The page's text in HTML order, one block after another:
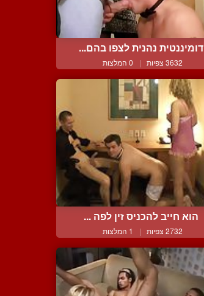
דומיננטית נהנית לצפו בהם...
3632 צפיות | 0 המלצות
הוא חייב להכניס זין לפה ...
2732 צפיות | 1 המלצות